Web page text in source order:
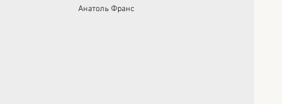
Анатоль Франс